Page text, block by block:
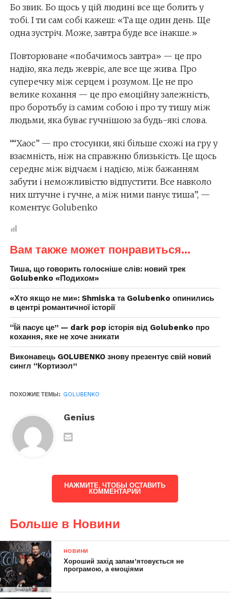
Бо звик. Бо щось у цій людині все ще болить у
тобі. І ти сам собі кажеш: «Та ще один день. Ще
одна зустріч. Може, завтра буде все інакше.»
Повторюване «побачимось завтра» — це про
надію, яка ледь жевріє, але все ще жива. Про
суперечку між серцем і розумом. Це не про
велике кохання — це про емоційну залежність,
про боротьбу із самим собою і про ту тишу між
людьми, яка буває гучнішою за будь-які слова.
““Хаос” — про стосунки, які більше схожі на гру у
взаємність, ніж на справжню близькість. Це щось
середнє між відчаєм і надією, між бажанням
забути і неможливістю відпустити. Все навколо
них штучне і гучне, а між ними панує тиша”, —
коментує Golubenko
Вам также может понравиться...
Тиша, що говорить голосніше слів: новий трек
Golubenko «Подихом»
«Хто якщо не ми»: Shmiska та Golubenko опинились
в центрі романтичної історії
“Їй пасує це” — dark pop історія від Golubenko про
кохання, яке не хоче зникати
Виконавець GOLUBENKO знову презентує свій новий
сингл “Кортизол”
ПОХОЖИЕ ТЕМЫ: GOLUBENKO
Genius
НАЖМИТЕ, ЧТОБЫ ОСТАВИТЬ
КОММЕНТАРИЙ
Больше в Новини
НОВИНИ
Хороший захід запам’ятовується не
програмою, а емоціями